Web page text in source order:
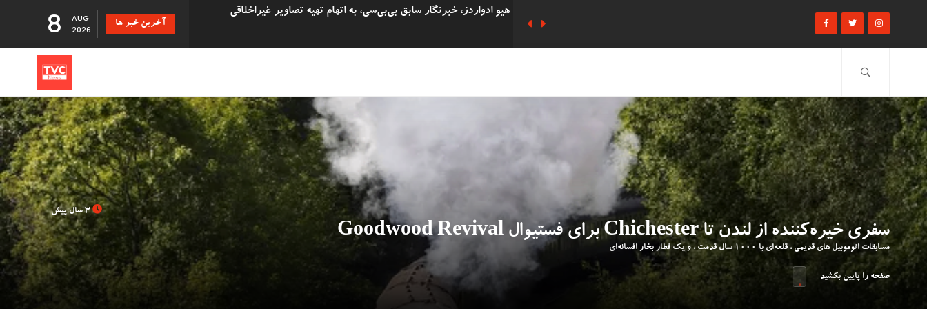
8
AUG
2026
آخرین خبر ها
دفاع ریچل ریوز از حذف پرداخت‌های سوخت زمستانی
دانشجوی 62 ساله دانشگاه بریستول با 41 سال تأخیر اجازه فارغ
التحصیلی در همان روز با پسرش را گرفت. شرکت بزرگ توزیع Evri قصد استخدام ۹۰۰۰ نیروی کار جدید در
بریتانیا را دارد دستگیری هشت فعال 'Just Stop Oil' در فرودگاه گاتویک پس از
3 سال پیش
سفری خیره‌کننده از لندن تا Chichester برای فستیوال Goodwood Revival
مسابقات اتوموبیل های قدیمی ، قلعه‌ای با ۱۰۰۰ سال قدمت ، و یک قطار بخار افسانه‌ای
صفحه را پایین بکشید